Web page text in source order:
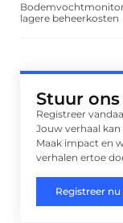
lagere beheerkosten
Stuur
Registreer
Jouw verhaal
Maak impact en
verhalen ertoe
Registreer